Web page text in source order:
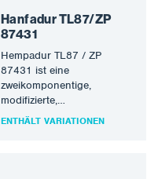
Hanfadur TL87/ZP
87431
Hempadur TL87 / ZP
87431 ist eine
zweikomponentige,
modifizierte,
aminaddukthärtende
ENTHÄLT VARIATIONEN